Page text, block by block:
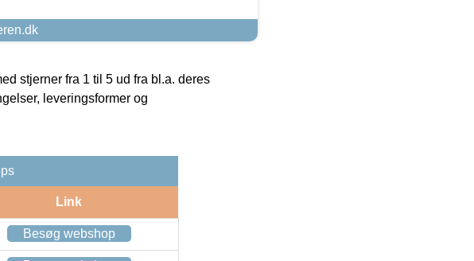
stjerner fra 1 til 5 ud fra bl.a. deres
leveringsformer og
Link
Besøg webshop